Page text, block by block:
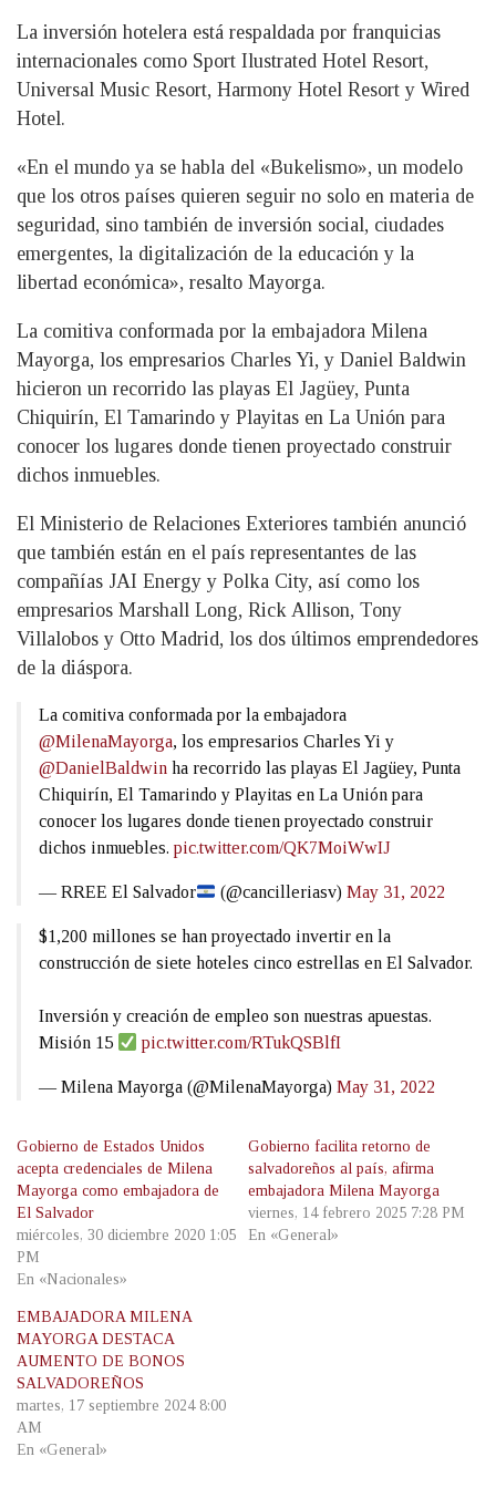
La inversión hotelera está respaldada por franquicias
internacionales como Sport Ilustrated Hotel Resort,
Universal Music Resort, Harmony Hotel Resort y Wired
Hotel.
«En el mundo ya se habla del «Bukelismo», un modelo
que los otros países quieren seguir no solo en materia de
seguridad, sino también de inversión social, ciudades
emergentes, la digitalización de la educación y la
libertad económica», resalto Mayorga.
La comitiva conformada por la embajadora Milena
Mayorga, los empresarios Charles Yi, y Daniel Baldwin
hicieron un recorrido las playas El Jagüey, Punta
Chiquirín, El Tamarindo y Playitas en La Unión para
conocer los lugares donde tienen proyectado construir
dichos inmuebles.
El Ministerio de Relaciones Exteriores también anunció
que también están en el país representantes de las
compañías JAI Energy y Polka City, así como los
empresarios Marshall Long, Rick Allison, Tony
Villalobos y Otto Madrid, los dos últimos emprendedores
de la diáspora.
La comitiva conformada por la embajadora
@MilenaMayorga, los empresarios Charles Yi y
@DanielBaldwin ha recorrido las playas El Jagüey, Punta
Chiquirín, El Tamarindo y Playitas en La Unión para
conocer los lugares donde tienen proyectado construir
dichos inmuebles. pic.twitter.com/QK7MoiWwIJ
— RREE El Salvador (@cancilleriasv)May 31, 2022
$1,200 millones se han proyectado invertir en la
construcción de siete hoteles cinco estrellas en El Salvador.
Inversión y creación de empleo son nuestras apuestas.
Misión 15
pic.twitter.com/RTukQSBlfI
— Milena Mayorga (@MilenaMayorga) May 31, 2022
Gobierno de Estados Unidos
acepta credenciales de Milena
Mayorga como embajadora de
El Salvador
miércoles, 30 diciembre 2020 1:05
PM
En «Nacionales»
Gobierno facilita retorno de
salvadoreños al país, afirma
embajadora Milena Mayorga
viernes, 14 febrero 2025 7:28 PM
En «General»
EMBAJADORA MILENA
MAYORGA DESTACA
AUMENTO DE BONOS
SALVADOREÑOS
martes, 17 septiembre 2024 8:00
AM
En «General»